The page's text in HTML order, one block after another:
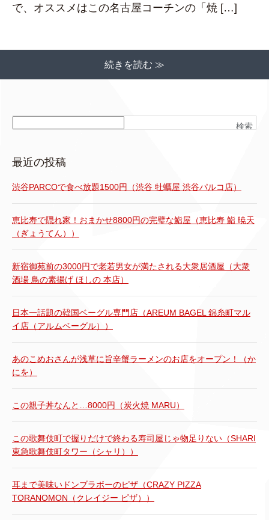
で、オススメはこの名古屋コーチンの「焼 […]
続きを読む ≫
検索
最近の投稿
渋谷PARCOで食べ放題1500円（渋谷 牡蠣屋 渋谷パルコ店）
恵比寿で隠れ家！おまかせ8800円の完璧な鮨屋（恵比寿 鮨 暁天
（ぎょうてん））
新宿御苑前の3000円で老若男女が満たされる大衆居酒屋（大衆
酒場 鳥の素揚げ ほしの 本店）
日本一話題の韓国ベーグル専門店（AREUM BAGEL 錦糸町マル
イ店（アルムベーグル））
あのこめおさんが浅草に旨辛蟹ラーメンのお店をオープン！（か
にを）
この親子丼なんと…8000円（炭火焼 MARU）
この歌舞伎町で握りだけで終わる寿司屋じゃ物足りない（SHARI
東急歌舞伎町タワー（シャリ））
耳まで美味いドンブラボーのピザ（CRAZY PIZZA
TORANOMON（クレイジー ピザ））